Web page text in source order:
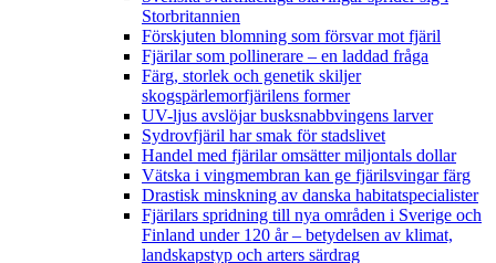
Storbritannien
Förskjuten blomning som försvar mot fjäril
Fjärilar som pollinerare – en laddad fråga
Färg, storlek och genetik skiljer
skogspärlemorfjärilens former
UV-ljus avslöjar busksnabbvingens larver
Sydrovfjäril har smak för stadslivet
Handel med fjärilar omsätter miljontals dollar
Vätska i vingmembran kan ge fjärilsvingar färg
Drastisk minskning av danska habitatspecialister
Fjärilars spridning till nya områden i Sverige och
Finland under 120 år– betydelsen av klimat,
landskapstyp och arters särdrag